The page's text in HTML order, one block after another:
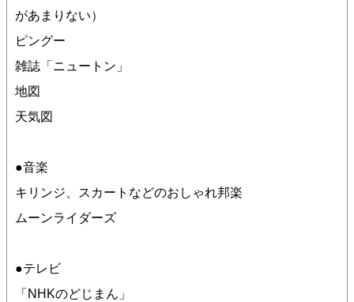
があまりない）
ピングー
雑誌「ニュートン」
地図
天気図
●音楽
キリンジ、スカートなどのおしゃれ邦楽
ムーンライダーズ
●テレビ
「NHKのどじまん」